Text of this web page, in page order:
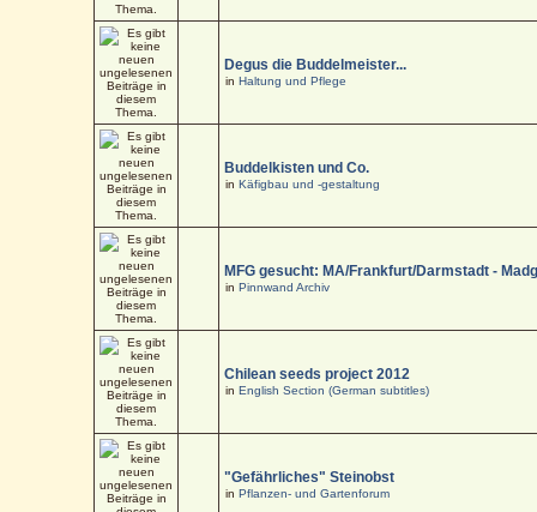
Degus die Buddelmeister...
inHaltung und Pflege
Buddelkisten und Co.
inKäfigbau und -gestaltung
MFG gesucht: MA/Frankfurt/Darmstadt -
inPinnwand Archiv
Chilean seeds project 2012
inEnglish Section (German subtitles)
"Gefährliches" Steinobst
inPflanzen- und Gartenforum